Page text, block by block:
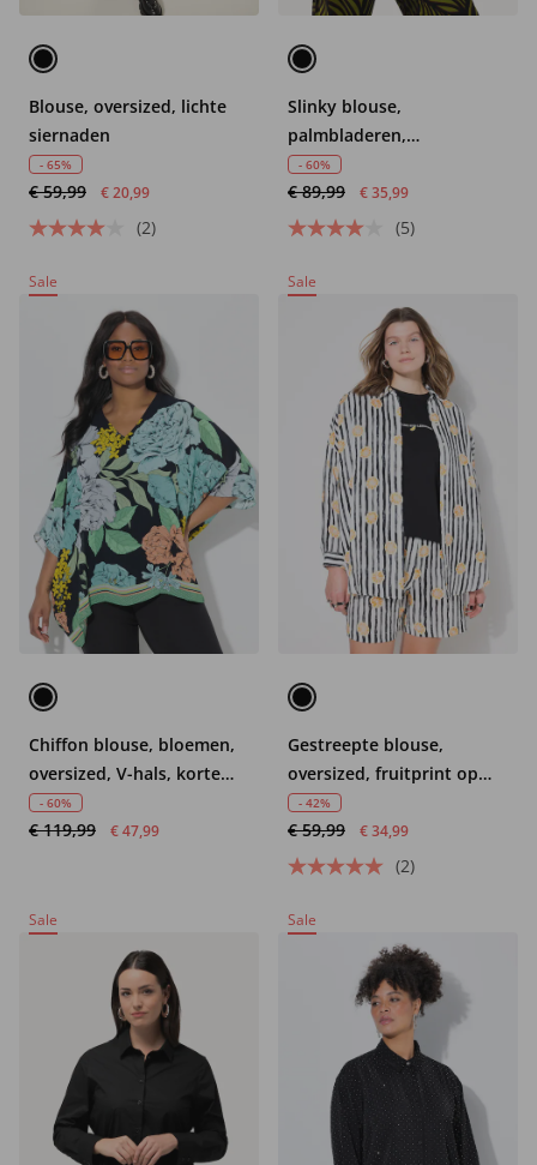
Blouse, oversized, lichte
siernaden
- 65%
€ 59,99 € 20,99
(2)
Slinky blouse,
palmbladeren,
overhemdkraag, halve
mouwen
- 60%
€ 89,99 € 35,99
(5)
Sale
Chiffon blouse, bloemen,
oversized, V-hals, korte
mouw
- 60%
€ 119,99 € 47,99
Sale
Gestreepte blouse,
oversized, fruitprint op
strepen
- 42%
€ 59,99 € 34,99
(2)
Sale Sale